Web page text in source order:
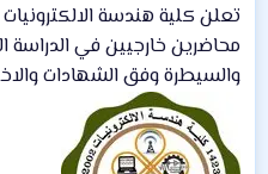
تعلن كلية هندسة
محاضرين خارجيين في
والسيطرة وفق الشهادات